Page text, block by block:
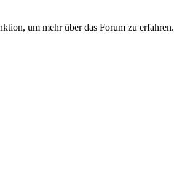
um mehr über das Forum zu erfahren.